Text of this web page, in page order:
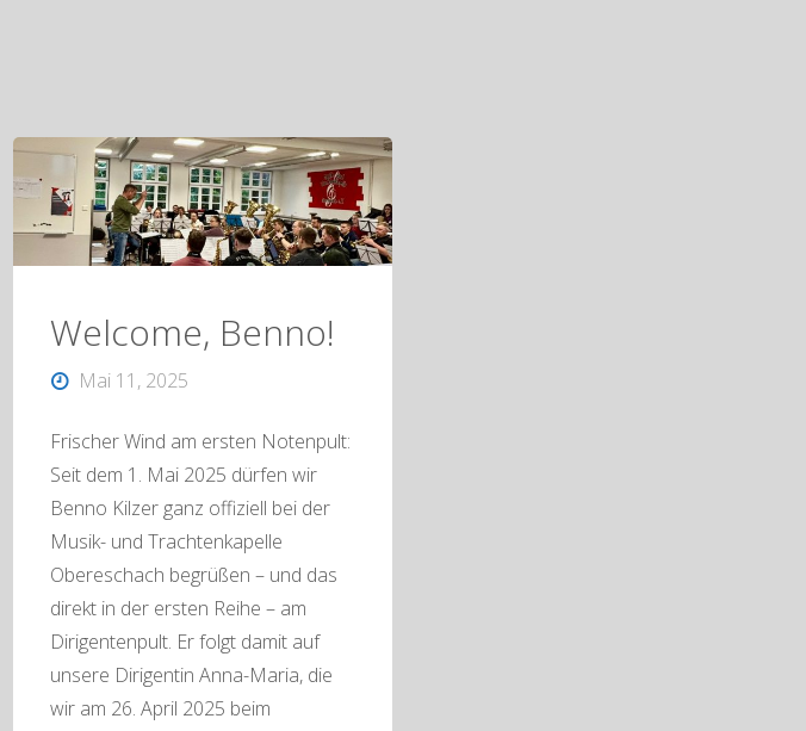
Welcome, Benno!
Mai 11, 2025
Frischer Wind am ersten Notenpult:
Seit dem 1. Mai 2025 dürfen wir
Benno Kilzer ganz offiziell bei der
Musik- und Trachtenkapelle
Obereschach begrüßen – und das
direkt in der ersten Reihe – am
Dirigentenpult. Er folgt damit auf
unsere Dirigentin Anna-Maria, die
wir am 26. April 2025 beim